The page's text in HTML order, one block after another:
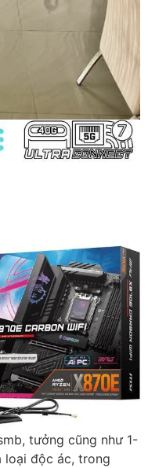
tưởng cũng như 1-
loại độc ác, trong